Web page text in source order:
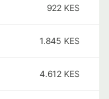
922 KES
1.845 KES
4.612 KES